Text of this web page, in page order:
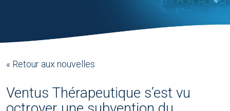
« Retour aux nouvelles
Ventus Thérapeutique s’est vu